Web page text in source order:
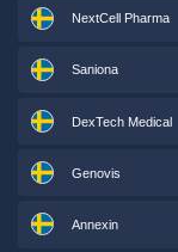
NextCell Pharma
Saniona
DexTech Medical
Genovis
Annexin